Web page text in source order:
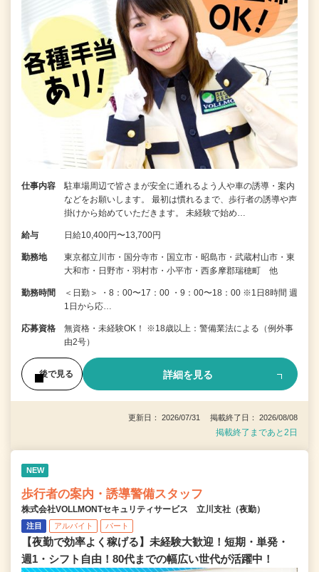
仕事内容
駐車場周辺で皆さまが安全に通れるよう人や車の誘導・案内
などをお願いします。 最初は慣れるまで、歩行者の誘導や声
掛けから始めていただきます。 未経験で始め…
給与 日給10,400円〜13,700円
勤務地
東京都立川市・国分寺市・国立市・昭島市・武蔵村山市・東
大和市・日野市・羽村市・小平市・西多摩郡瑞穂町 他
勤務時間
＜日勤＞ ・8：00〜17：00 ・9：00〜18：00 ※1日8時間 週
1日から応…
応募資格
無資格・未経験OK！ ※18歳以上：警備業法による（例外事
由2号）
後で見る 詳細を見る
更新日： 2026/07/31 掲載終了日： 2026/08/08
掲載終了まであと2日
NEW
歩行者の案内・誘導警備スタッフ
株式会社VOLLMONTセキュリティサービス 立川支社（夜勤）
注目 アルバイト パート
【夜勤で効率よく稼げる】未経験大歓迎！短期・単発・
週1・シフト自由！80代までの幅広い世代が活躍中！